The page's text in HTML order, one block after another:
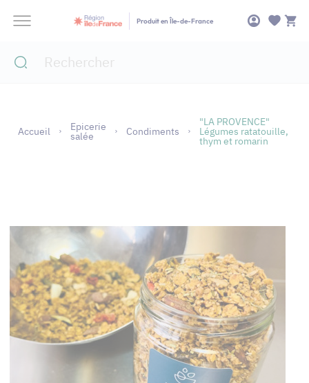
Produit en Île-de-France
Accueil Epicerie
salée Condiments
"LA PROVENCE"
Légumes ratatouille,
thym et romarin